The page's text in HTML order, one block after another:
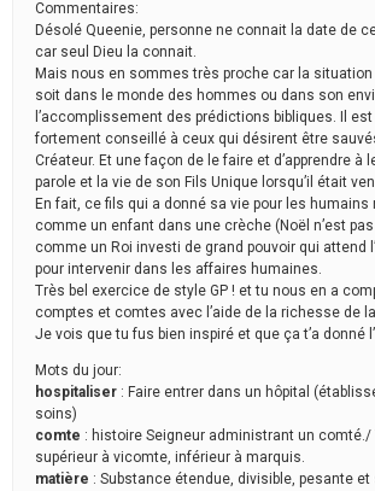
Commentaires:
Désolé Queenie, personne ne connait la date de
car seul Dieu la connait.
Mais nous en sommes très proche car la
soit dans le monde des hommes ou dans son
l’accomplissement des prédictions bibliques. Il
fortement conseillé à ceux qui désirent être
Créateur. Et une façon de le faire et d’apprendre à
parole et la vie de son Fils Unique lorsqu’il était
En fait, ce fils qui a donné sa vie pour les humains
comme un enfant dans une crèche (Noël n’est
comme un Roi investi de grand pouvoir qui attend
pour intervenir dans les affaires humaines.
Très bel exercice de style GP ! et tu nous en a
comptes et comtes avec l’aide de la richesse de
Je vois que tu fus bien inspiré et que ça t’a donné
Mots du jour:
hospitaliser : Faire entrer dans un hôpital
soins)
comte : histoire Seigneur administrant un
supérieur à vicomte, inférieur à marquis.
matière : Substance étendue, divisible, pesante